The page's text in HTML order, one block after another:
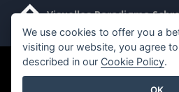
Visuelles Paradigma
©2026 by Visual Paradigm. Alle Rechte
We use cookies to offer you a
visiting our website, you agree
described in our Cookie Policy.